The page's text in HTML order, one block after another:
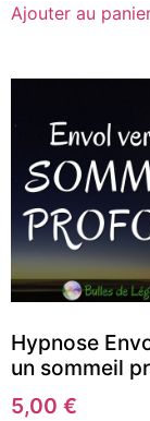
Ajouter au
Hypnose
un sommeil
5,00 €